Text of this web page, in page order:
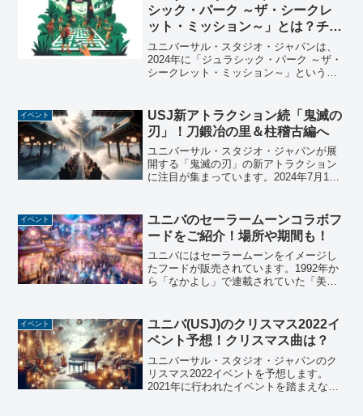
シック・パーク ～ザ・シークレ
ット・ミッション～」とは？チー
ム協力戦の魅力を紹介！
ユニバーサル・スタジオ・ジャパンは、
2024年に「ジュラシック・パーク ～ザ・
シークレット・ミッション～」という新
戦として注目されており、企業や団体向
けの団体プログラム...
イベント
USJ新アトラクション続「鬼滅の
刃」！刀鍛冶の里＆柱稽古編へ
ユニバーサル・スタジオ・ジャパンが展
開する「鬼滅の刃」の新アトラクション
に注目が集まっています。2024年7月19
ンでは、アニメの世界に没入し、疾走感
溢れる体験ができ...
イベント
ユニバのセーラームーンコラボフ
ードをご紹介！場所や期間も！
ユニバにはセーラームーンをイメージし
たフードが販売されています。1992年か
ら「なかよし」で連載されていた「美少
れているイメージがあります。そしてセ
ーラームーンは、20...
イベント
ユニバ(USJ)のクリスマス2022イ
ベント予想！クリスマス曲は？
ユニバーサル・スタジオ・ジャパンのク
リスマス2022イベントを予想します。
2021年に行われたイベントを踏まえなが